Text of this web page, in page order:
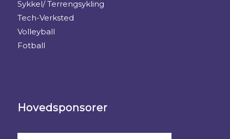
Sykkel/ Terrengsykling
Tech-Verksted
Volleyball
Fotball
Hovedsponsorer